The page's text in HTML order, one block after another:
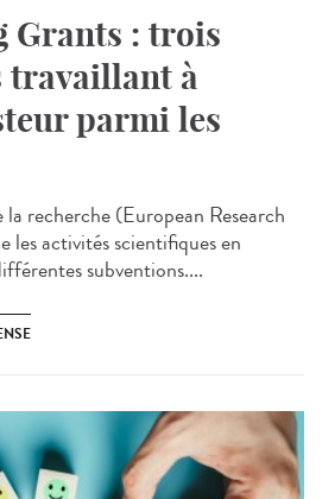
Grants : trois
travaillant à
parmi les
recherche (European Research
activités scientifiques en
subventions....